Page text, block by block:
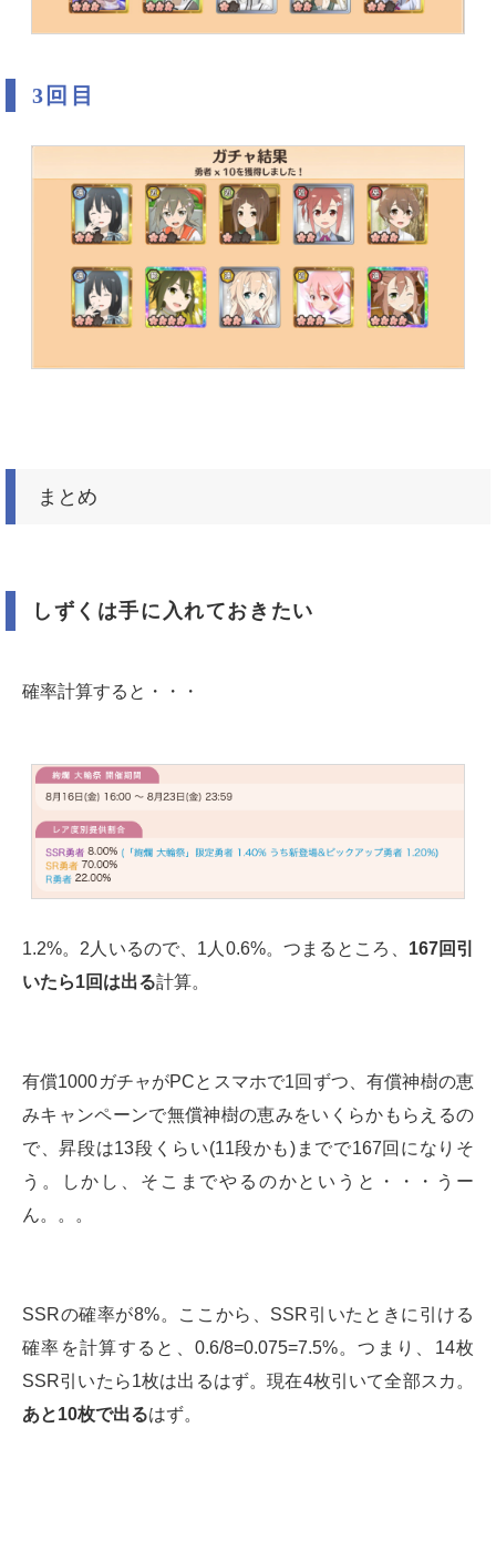
3回目
まとめ
しずくは手に入れておきたい
確率計算すると・・・
1.2%。2人いるので、1人0.6%。つまるところ、 167回引
いたら1回は出る計算。
有償1000ガチャがPCとスマホで1回ずつ、有償神樹の恵
みキャンペーンで無償神樹の恵みをいくらかもらえるの
で、昇段は13段くらい(11段かも)までで167回になりそ
う。しかし、そこまでやるのかというと・・・うー
ん。。。
SSRの確率が8%。ここから、SSR引いたときに引ける
確率を計算すると、0.6/8=0.075=7.5%。つまり、14枚
SSR引いたら1枚は出るはず。現在4枚引いて全部スカ。
あと10枚で出るはず。